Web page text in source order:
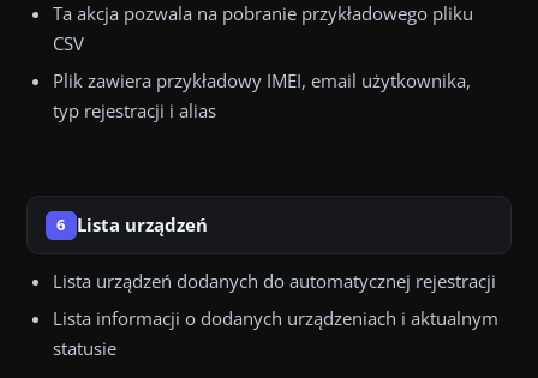
Ta akcja pozwala na pobranie przykładowego pliku
CSV
Plik zawiera przykładowy IMEI, email użytkownika,
typ rejestracji i alias
6 Lista urządzeń
Lista urządzeń dodanych do automatycznej rejestracji
Lista informacji o dodanych urządzeniach i aktualnym
statusie